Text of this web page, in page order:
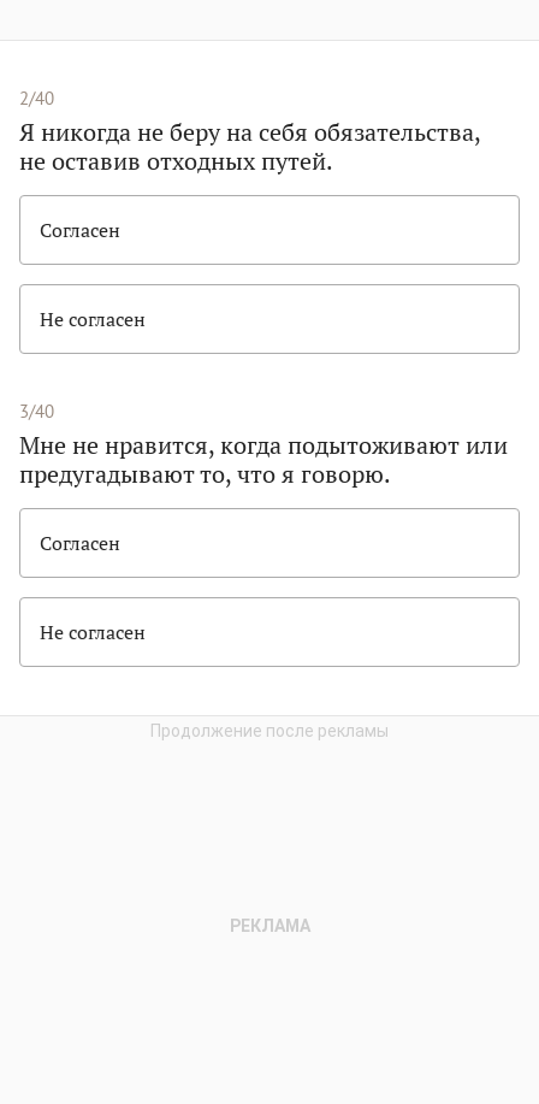
2/40
Я никогда не беру на себя обязательства,
не оставив отходных путей.
Согласен
Не согласен
3/40
Мне не нравится, когда подытоживают или
предугадывают то, что я говорю.
Согласен
Не согласен